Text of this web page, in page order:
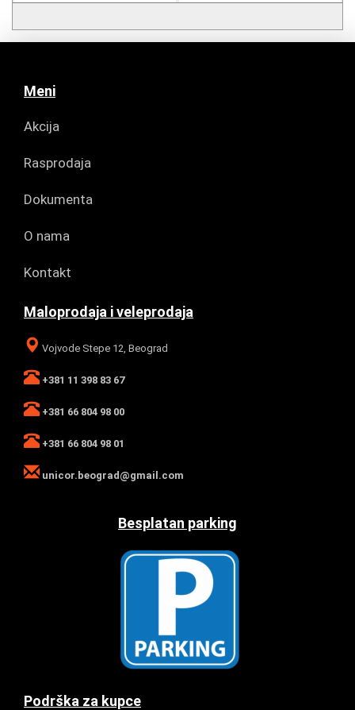
Meni
Akcija
Rasprodaja
Dokumenta
O nama
Kontakt
Maloprodaja i veleprodaja
Vojvode Stepe 12, Beograd
+381 11 398 83 67
+381 66 804 98 00
+381 66 804 98 01
unicor.beograd@gmail.com
Besplatan parking
Podrška za kupce